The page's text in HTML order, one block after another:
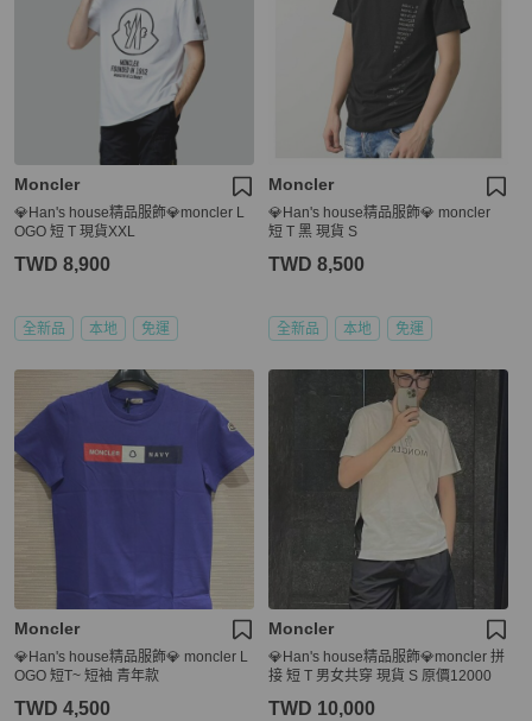
Moncler
💎Han's house精品服飾💎moncler L
OGO 短 T 現貨XXL
TWD 8,900
全新品 本地 免運
Moncler
💎Han's house精品服飾💎 moncler
短 T 黑 現貨 S
TWD 8,500
全新品 本地 免運
Moncler
💎Han's house精品服飾💎 moncler L
OGO 短T~ 短袖 青年款
TWD 4,500
Moncler
💎Han's house精品服飾💎moncler 拼
接 短 T 男女共穿 現貨 S 原價12000
TWD 10,000